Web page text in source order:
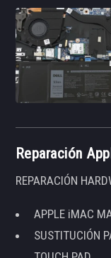
Reparación
REPARACIÓN
APPLE iMAC
SUSTITUCIÓN